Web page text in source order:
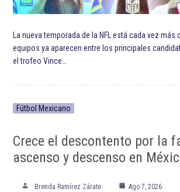
La nueva temporada de la NFL está cada vez más
equipos ya aparecen entre los principales
el trofeo Vince…
Fútbol Mexicano
Crece el descontento por la
ascenso y descenso en
Brenda Ramírez Zárate Ago 7, 2026